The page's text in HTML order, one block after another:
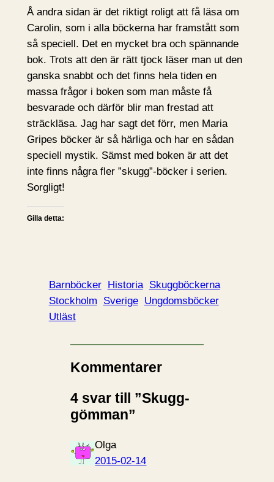
Å andra sidan är det riktigt roligt att få läsa om
Carolin, som i alla böckerna har framstått som
så speciell. Det en mycket bra och spännande
bok. Trots att den är rätt tjock läser man ut den
ganska snabbt och det finns hela tiden en
massa frågor i boken som man måste få
besvarade och därför blir man frestad att
sträckläsa. Jag har sagt det förr, men Maria
Gripes böcker är så härliga och har en sådan
speciell mystik. Sämst med boken är att det
inte finns några fler ”skugg”-böcker i serien.
Sorgligt!
Gilla detta:
Barnböcker Historia Skuggböckerna
Stockholm
Sverige Ungdomsböcker
Utläst
Kommentarer
4 svar till ”Skugg-
gömman”
Olga
2015-02-14